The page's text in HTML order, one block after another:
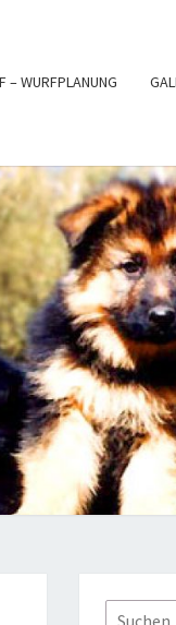
– WURFPLANUNG
Suchen